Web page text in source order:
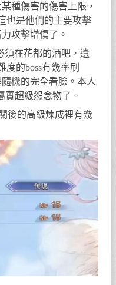
種傷害的傷害上限，
也是他們的主要攻擊
攻擊增傷了。
須在花都的酒吧，遺
的boss有幾率刷
機的完全看臉。本人
實超級怨念物了。
後的高級煉成裡有幾